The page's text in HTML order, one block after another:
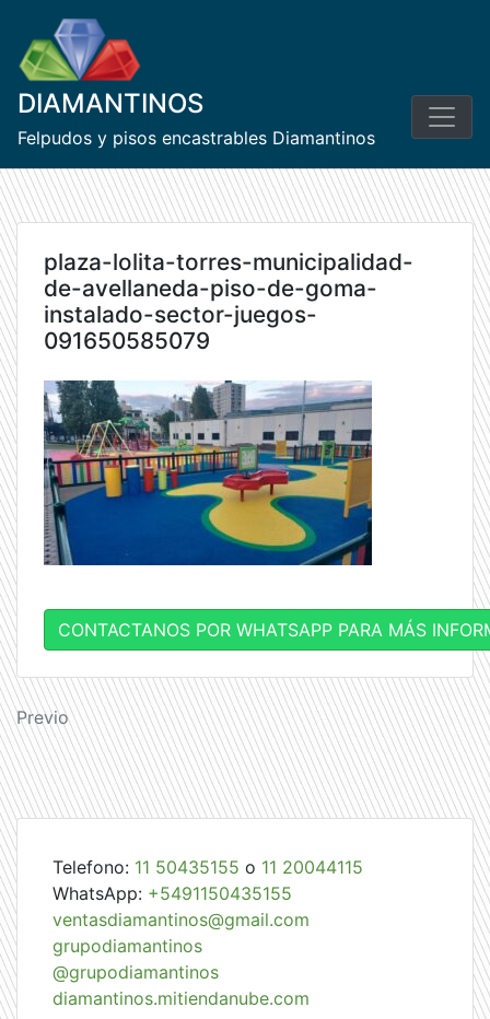
content
DIAMANTINOS
Felpudos y pisos encastrables Diamantinos
plaza-lolita-torres-municipalidad-
de-avellaneda-piso-de-goma-
instalado-sector-juegos-
091650585079
CONTACTANOS POR WHATSAPP PARA MÁS
Navegación
de
entradas
Previo
Telefono: 11 50435155 o 11 20044115
WhatsApp: +5491150435155
ventasdiamantinos@gmail.com
grupodiamantinos
@grupodiamantinos
diamantinos.mitiendanube.com